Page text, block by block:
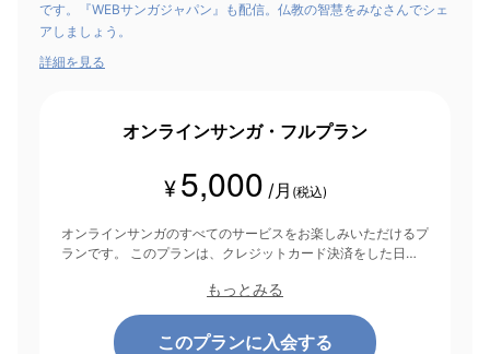
です。『WEBサンガジャパン』も配信。仏教の智慧をみなさんでシェ
アしましょう。
詳細を見る
オンラインサンガ・フルプラン
¥ 5,000 /月 (税込)
オンラインサンガのすべてのサービスをお楽しみいただけるプ
ランです。 このプランは、クレジットカード決済をした日を
もっとみる
このプランに入会する